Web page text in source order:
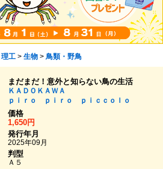
理工> 生物> 鳥類・野鳥
まだまだ！意外と知らない鳥の生活
ＫＡＤＯＫＡＷＡ
ｐｉｒｏ ｐｉｒｏ ｐｉｃｃｏｌｏ
価格
1,650円
発行年月
2025年09月
判型
Ａ５